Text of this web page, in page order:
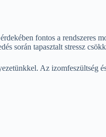
fontos a rendszeres
során tapasztalt stressz
Az izomfeszültség